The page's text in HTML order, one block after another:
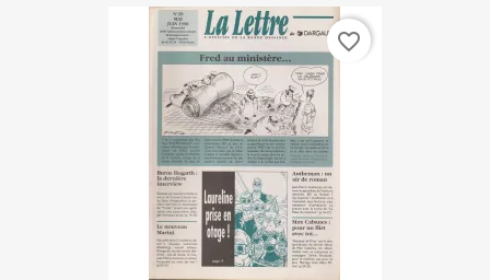
favorite_border